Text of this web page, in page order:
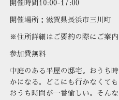
開催時間 10:00-17:00
開催場所：滋賀県長浜市三川町
※住所詳細はご要約の際にご案内
参加費無料
中庭のある平屋の邸宅。 おうち
かになる。
どこにも行かなくても
おうち時間が一番愉しい。 そん